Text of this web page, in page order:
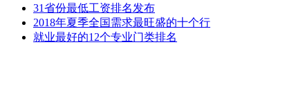
31省份最低工资排名发布
2018年夏季全国需求最旺盛的十个行
就业最好的12个专业门类排名